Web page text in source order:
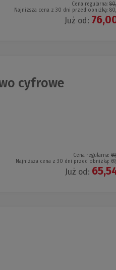
Cena regularna:
Najniższa cena z 30 dni przed obniżką:
Już od:
cyfrowe
Cena regularna:
Najniższa cena z 30 dni przed obniżką:
Już od: